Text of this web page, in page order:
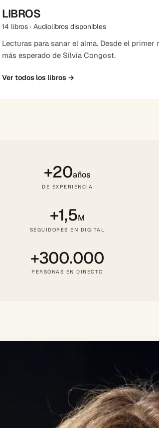
LIBROS
14 libros · Audiolibros disponibles
Lecturas para sanar el alma. Desde el
más esperado de Silvia Congost.
Ver todos los libros →
+20años
DE EXPERIENCIA
+1,5M
SEGUIDORES EN DIGITAL
+300.000
PERSONAS EN DIRECTO